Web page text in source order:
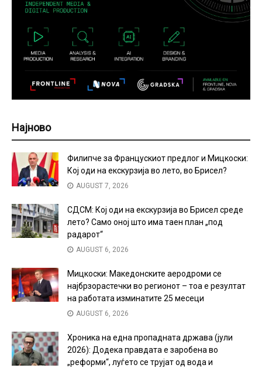
Најново
Филипче за Францускиот предлог и Мицкоски:
Кој оди на екскурзија во лето, во Брисел?
AUGUST 7, 2026
СДСМ: Кој оди на екскурзија во Брисел среде
лето? Само оној што има таен план „под
радарот“
AUGUST 6, 2026
Мицкоски: Македонските аеродроми се
најбрзорастечки во регионот – тоа е резултат
на работата изминатите 25 месеци
AUGUST 6, 2026
Хроника на една пропадната држава (јули
2026): Додека правдата е заробена во
„реформи“, луѓето се трујат од вода и